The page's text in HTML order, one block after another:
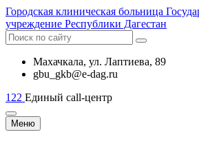
Городская клиническая больница
учреждение Республики Дагестан
Махачкала, ​ул. Лаптиева, 89
gbu_gkb@e-dag.ru
122 Единый call-центр
Меню